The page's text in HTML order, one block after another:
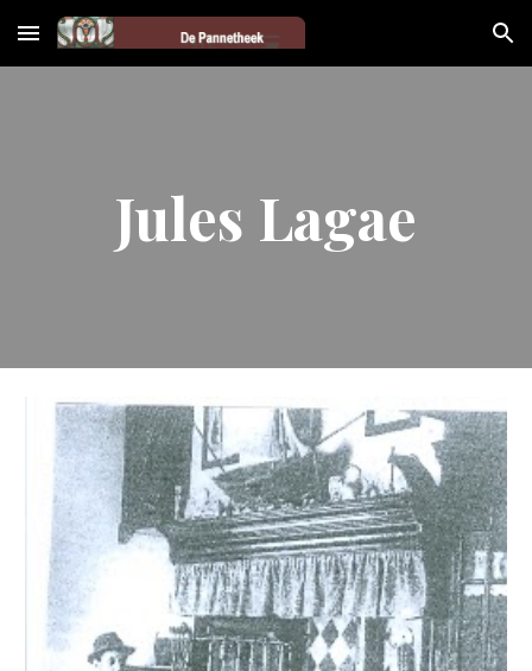
Skip to main content Skip to navigation
Jules Lagae